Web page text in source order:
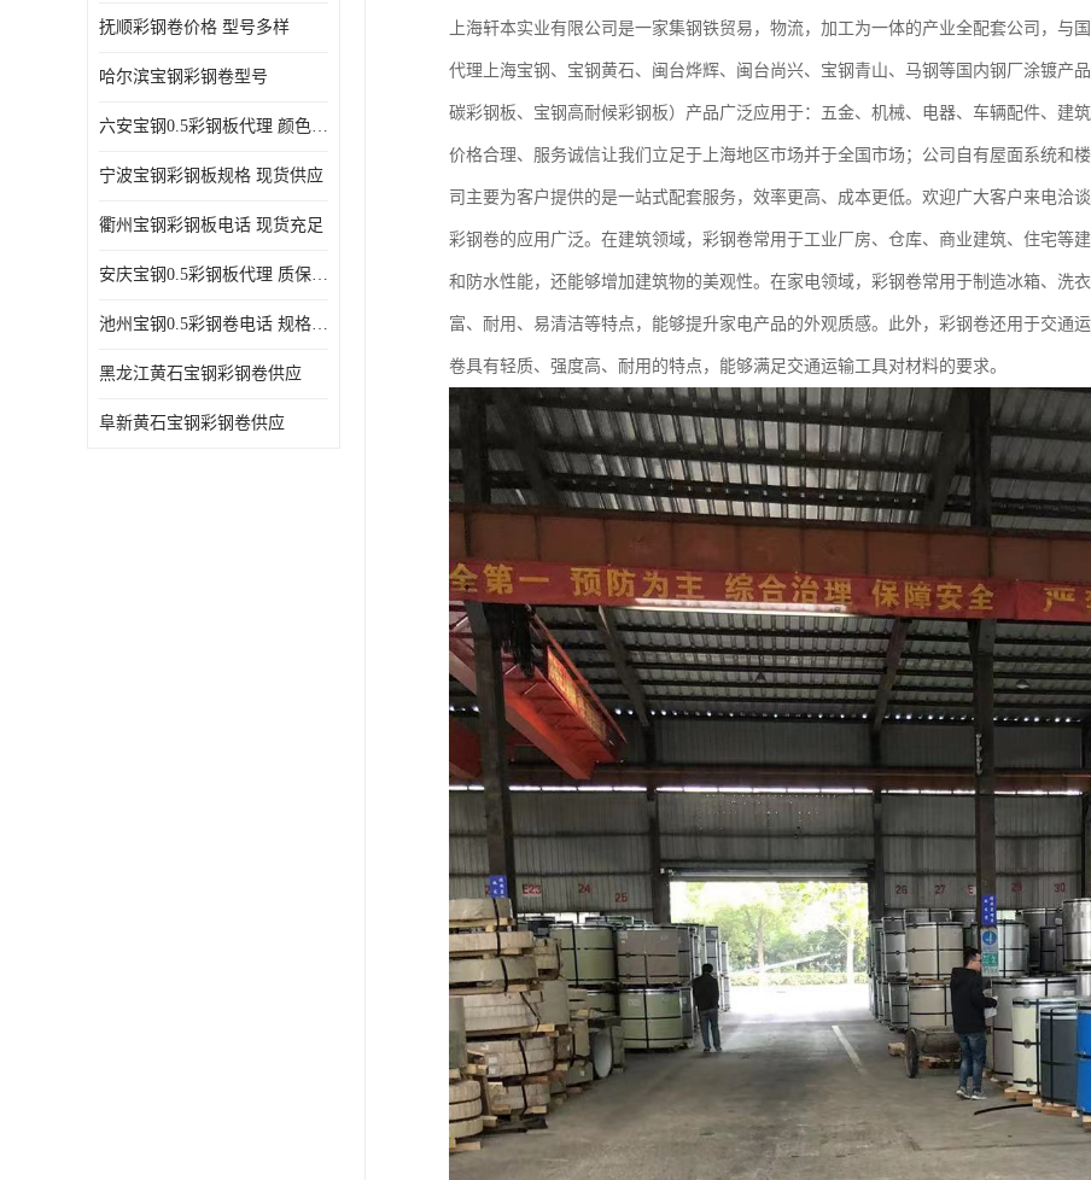
抚顺彩钢卷价格 型号多样
哈尔滨宝钢彩钢卷型号
六安宝钢0.5彩钢板代理 颜色定制
宁波宝钢彩钢板规格 现货供应
衢州宝钢彩钢板电话 现货充足
安庆宝钢0.5彩钢板代理 质保十年起
池州宝钢0.5彩钢卷电话 规格多样
黑龙江黄石宝钢彩钢卷供应
阜新黄石宝钢彩钢卷供应
上海轩本实业有限公司是一家集钢铁贸易，物流，加工为一体的产业全配套公司，与
代理上海宝钢、宝钢黄石、闽台烨辉、闽台尚兴、宝钢青山、马钢等国内钢厂涂镀产
碳彩钢板、宝钢高耐候彩钢板）产品广泛应用于：五金、机械、电器、车辆配件、建
价格合理、服务诚信让我们立足于上海地区市场并于全国市场；公司自有屋面系统和
司主要为客户提供的是一站式配套服务，效率更高、成本更低。欢迎广大客户来电洽谈
彩钢卷的应用广泛。在建筑领域，彩钢卷常用于工业厂房、仓库、商业建筑、住宅等
和防水性能，还能够增加建筑物的美观性。在家电领域，彩钢卷常用于制造冰箱、洗
富、耐用、易清洁等特点，能够提升家电产品的外观质感。此外，彩钢卷还用于交通
卷具有轻质、强度高、耐用的特点，能够满足交通运输工具对材料的要求。